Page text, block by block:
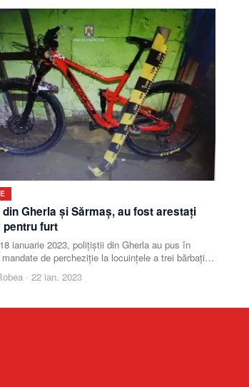
Gherla și Sărmaș, au fost arestați
furt
ianuarie 2023, polițiștii din Gherla au pus în
de percheziție la locuințele a trei bărbați
Sărmaș, județul Mur
· 22 ian. 2023